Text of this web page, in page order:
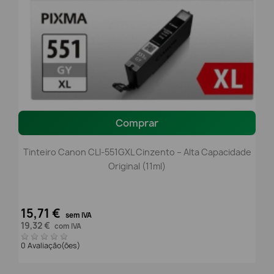
Comprar
Tinteiro Canon CLI-551GXL Cinzento – Alta Capacidade
Original (11ml)
15,71 € sem IVA
19,32 € com IVA
0 Avaliação(ões)